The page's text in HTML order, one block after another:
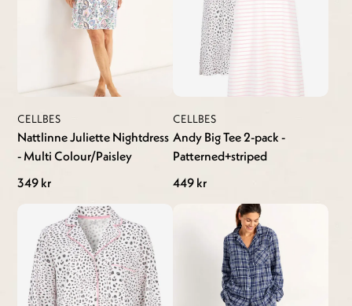
CELLBES
Nattlinne Juliette Nightdress
- Multi Colour/Paisley
349 kr
CELLBES
Andy Big Tee 2-pack -
Patterned+striped
449 kr